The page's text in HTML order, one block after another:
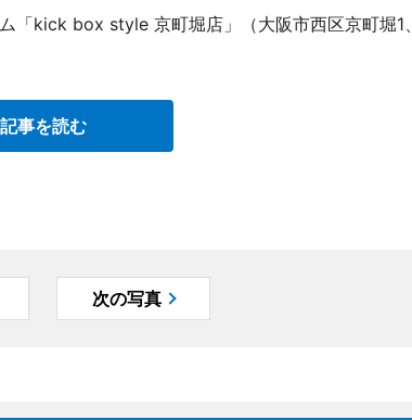
「kick box style 京町堀店」（大阪市西区京町堀1、
記事を読む
次の写真